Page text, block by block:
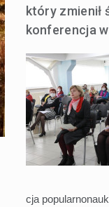
który zmienił
konferencja
cja